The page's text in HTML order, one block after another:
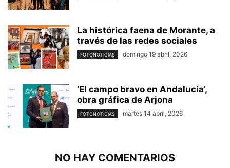
La histórica faena de Morante, a
través de las redes sociales
FOTONOTICIAS domingo 19 abril, 2026
‘El campo bravo en Andalucía’,
obra gráfica de Arjona
FOTONOTICIAS martes 14 abril, 2026
NO HAY COMENTARIOS